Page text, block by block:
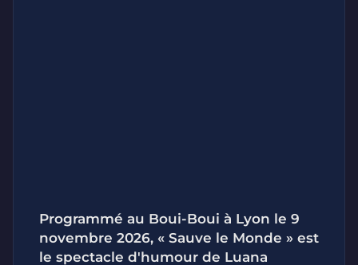
Programmé au Boui-Boui à Lyon le 9
novembre 2026, « Sauve le Monde » est
le spectacle d'humour de Luana